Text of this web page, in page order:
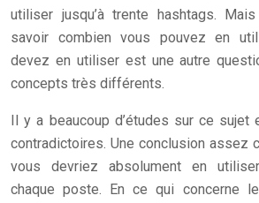
utiliser jusqu’à trente hashtags.
savoir combien vous pouvez en
devez en utiliser est une autre
concepts très différents.
Il y a beaucoup d’études sur ce
contradictoires. Une conclusion assez
vous devriez absolument en
chaque poste. En ce qui concerne